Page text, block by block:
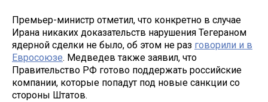
Премьер-министр отметил, что конкретно в случае
Ирана никаких доказательств нарушения Тегераном
ядерной сделки не было, об этом не раз говорили и в
Евросоюзе. Медведев также заявил, что
Правительство РФ готово поддержать российские
компании, которые попадут под новые санкции со
стороны Штатов.